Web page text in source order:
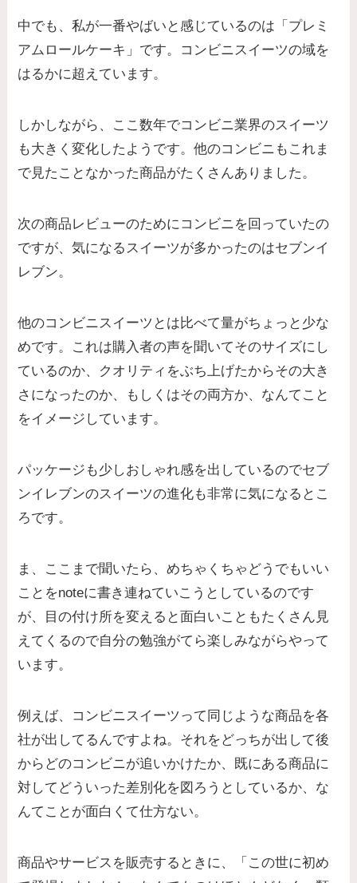
中でも、私が一番やばいと感じているのは「プレミ
アムロールケーキ」です。コンビニスイーツの域を
はるかに超えています。
しかしながら、ここ数年でコンビニ業界のスイーツ
も大きく変化したようです。他のコンビニもこれま
で見たことなかった商品がたくさんありました。
次の商品レビューのためにコンビニを回っていたの
ですが、気になるスイーツが多かったのはセブンイ
レブン。
他のコンビニスイーツとは比べて量がちょっと少な
めです。これは購入者の声を聞いてそのサイズにし
ているのか、クオリティをぶち上げたからその大き
さになったのか、もしくはその両方か、なんてこと
をイメージしています。
パッケージも少しおしゃれ感を出しているのでセブ
ンイレブンのスイーツの進化も非常に気になるとこ
ろです。
ま、ここまで聞いたら、めちゃくちゃどうでもいい
ことをnoteに書き連ねていこうとしているのです
が、目の付け所を変えると面白いこともたくさん見
えてくるので自分の勉強がてら楽しみながらやって
います。
例えば、コンビニスイーツって同じような商品を各
社が出してるんですよね。それをどっちが出して後
からどのコンビニが追いかけたか、既にある商品に
対してどういった差別化を図ろうとしているか、な
んてことが面白くて仕方ない。
商品やサービスを販売するときに、「この世に初め